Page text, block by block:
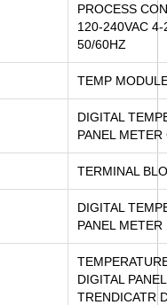
PROCESS
120-240VAC 4-
50/60HZ
TEMP
DIGITAL
PANEL METER
TERMINAL
DIGITAL
PANEL METER
DIGITAL
TRENDICATR